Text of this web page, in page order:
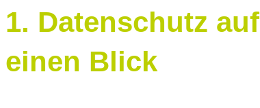
1. Datenschutz auf
einen Blick